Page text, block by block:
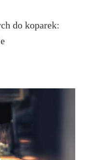
do koparek: